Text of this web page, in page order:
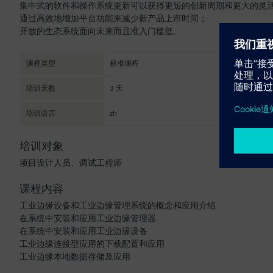
集中式的软件和操作系统更新可以获得更短的创新周期和更大的灵
通过高效地增加平台功能来减少新产品上市时间；
开放的生态系统面向未来而且准入门槛低。
课程类型 标准课程
培训天数 3 天
培训语言 zh
培训对象
项目设计人员、调试工程师
课程内容
工业边缘设备和工业边缘管理系统的概念和应用介绍
在系统中安装和应用工业边缘管理器
在系统中安装和应用工业边缘设备
工业边缘连接型应用的下载配置和应用
工业边缘本地数据存储及应用